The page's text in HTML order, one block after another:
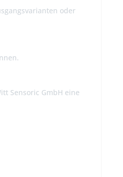
oder
Sensoric GmbH eine